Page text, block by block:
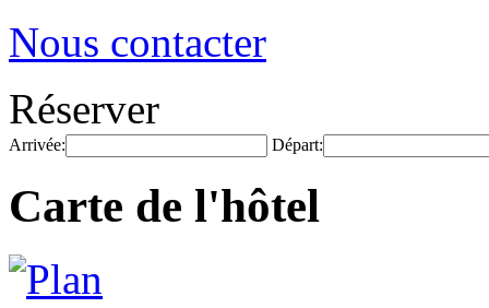
Nous contacter
Réserver
Arrivée: Départ:
Carte de l'hôtel